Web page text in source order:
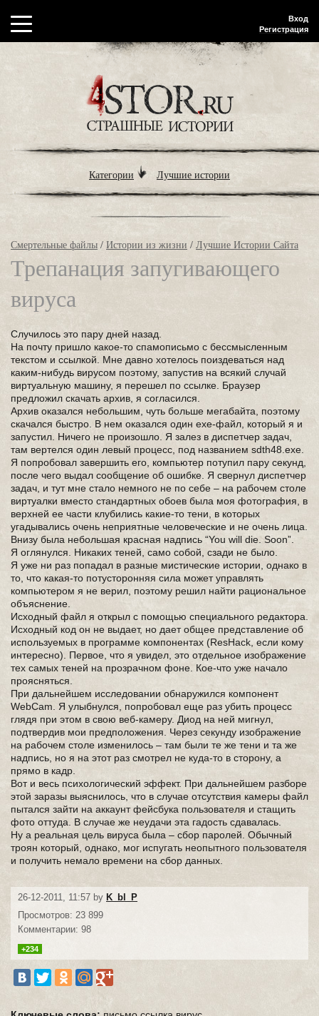
Вход
Регистрация
Категории Лучшие истории
Смертельные файлы / Истории из жизни / Лучшие Истории Сайта
Трепанация запугивающего
вируса
Случилось это пару дней назад.
На почту пришло какое-то спамописьмо с бессмысленным
текстом и ссылкой. Мне давно хотелось поиздеваться над
каким-нибудь вирусом поэтому, запустив на всякий случай
виртуальную машину, я перешел по ссылке. Браузер
предложил скачать архив, я согласился.
Архив оказался небольшим, чуть больше мегабайта, поэтому
скачался быстро. В нем оказался один exe-файл, который я и
запустил. Ничего не произошло. Я залез в диспетчер задач,
там вертелся один левый процесс, под названием sdth48.exe.
Я попробовал завершить его, компьютер потупил пару секунд,
после чего выдал сообщение об ошибке. Я свернул диспетчер
задач, и тут мне стало немного не по себе – на рабочем столе
виртуалки вместо стандартных обоев была моя фотография, в
верхней ее части клубились какие-то тени, в которых
угадывались очень неприятные человеческие и не очень лица.
Внизу была небольшая красная надпись “You will die. Soon”.
Я оглянулся. Никаких теней, само собой, сзади не было.
Я уже ни раз попадал в разные мистические истории, однако в
то, что какая-то потусторонняя сила может управлять
компьютером я не верил, поэтому решил найти рациональное
объяснение.
Исходный файл я открыл с помощью специального редактора.
Исходный код он не выдает, но дает общее представление об
используемых в программе компонентах (ResHack, если кому
интересно). Первое, что я увидел, это отдельное изображение
тех самых теней на прозрачном фоне. Кое-что уже начало
проясняться.
При дальнейшем исследовании обнаружился компонент
WebCam. Я улыбнулся, попробовал еще раз убить процесс
глядя при этом в свою веб-камеру. Диод на ней мигнул,
подтвердив мои предположения. Через секунду изображение
на рабочем столе изменилось – там были те же тени и та же
надпись, но я на этот раз смотрел не куда-то в сторону, а
прямо в кадр.
Вот и весь психологический эффект. При дальнейшем разборе
этой заразы выяснилось, что в случае отсутствия камеры файл
пытался зайти на аккаунт фейсбука пользователя и стащить
фото оттуда. В случае же неудачи эта гадость сдавалась.
Ну а реальная цель вируса была – сбор паролей. Обычный
троян который, однако, мог испугать неопытного пользователя
и получить немало времени на сбор данных.
26-12-2011, 11:57 by K_bl_P
Просмотров: 23 899
Комментарии: 98
+234